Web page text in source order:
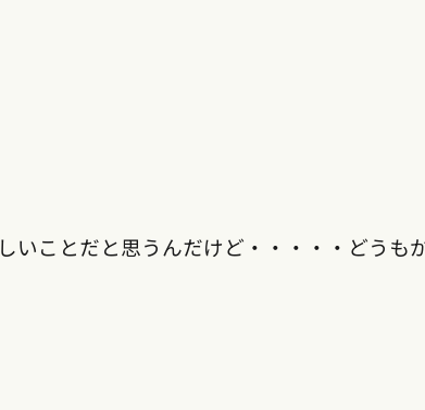
いことだと思うんだけど・・・・・どうも